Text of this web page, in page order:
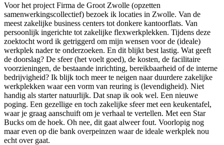
Voor het project Firma de Groot Zwolle (opzetten
samenwerkingscollectief) bezoek ik locaties in Zwolle. Van de
meest zakelijke business centers tot donkere kantoorflats. Van
persoonlijk ingerichte tot zakelijke flexwerkplekken. Tijdens deze
zoektocht word ik getriggerd om mijn wensen voor de (ideale)
werkplek nader te onderzoeken. En dit blijkt best lastig. Wat geeft
de doorslag? De sfeer (het voelt goed), de kosten, de facilitaire
voorzieningen, de bestaande inrichting, bereikbaarheid of de interne
bedrijvigheid? Ik blijk toch meer te neigen naar duurdere zakelijke
werkplekken waar een vorm van reuring is (levendigheid). Niet
handig als starter natuurlijk. Dat snap ik ook wel. Een nieuwe
poging. Een gezellige en toch zakelijke sfeer met een keukentafel,
waar je graag aanschuift om je verhaal te vertellen. Met een Star
Bucks om de hoek. Oh nee, dit gaat alweer fout. Voorlopig nog
maar even op die bank overpeinzen waar de ideale werkplek nou
echt over gaat.